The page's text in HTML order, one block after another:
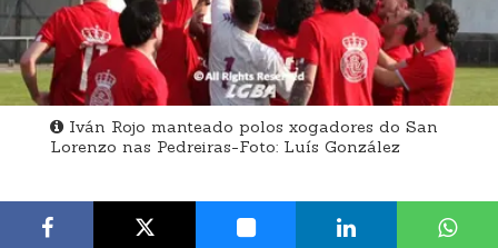
Iván Rojo manteado polos xogadores do San
Lorenzo nas Pedreiras-Foto: Luís González